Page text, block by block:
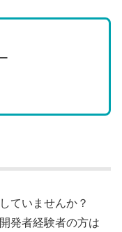
ていませんか？
発者経験者の方は